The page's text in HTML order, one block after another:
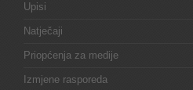
Upisi
Natječaji
Priopćenja za medije
Izmjene rasporeda